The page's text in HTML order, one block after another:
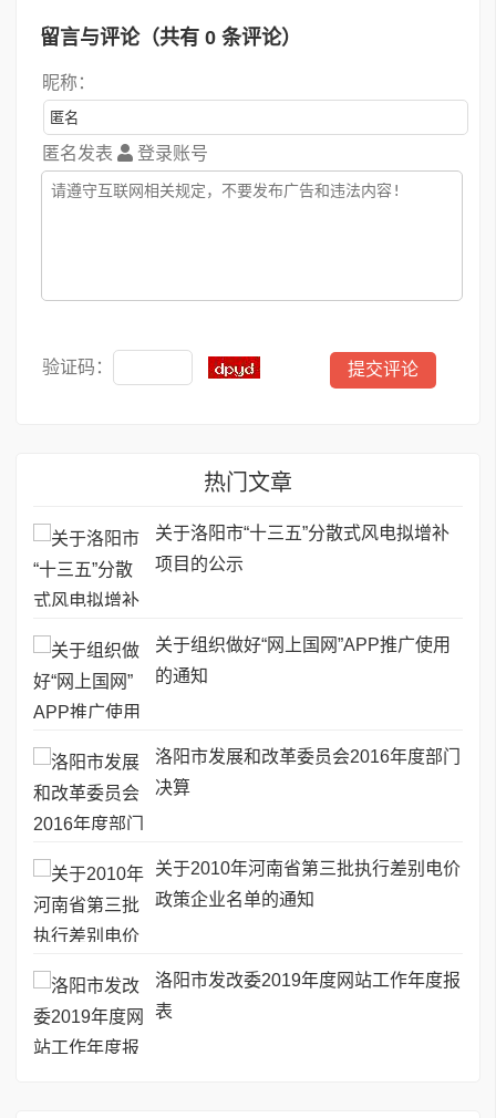
留言与评论（共有 0 条评论）
昵称：
匿名发表 登录账号
验证码：
热门文章
关于洛阳市“十三五”分散式风电拟增补
项目的公示
关于组织做好“网上国网”APP推广使用
的通知
洛阳市发展和改革委员会2016年度部门
决算
关于2010年河南省第三批执行差别电价
政策企业名单的通知
洛阳市发改委2019年度网站工作年度报
表